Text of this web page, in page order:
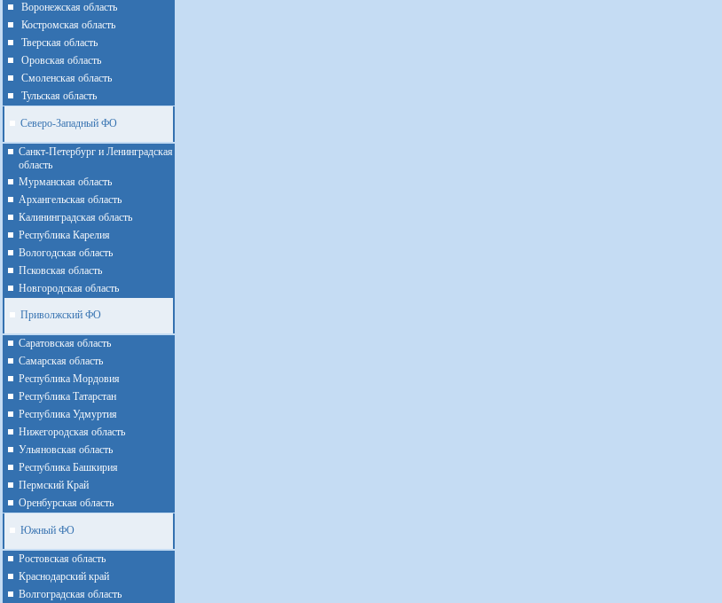
Воронежская область
Костромская область
Тверская область
Оровская область
Смоленская область
Тульская область
Северо-Западный ФО
Санкт-Петербург и Ленинградская
область
Мурманская область
Архангельская область
Калининградская область
Республика Карелия
Вологодская область
Псковская область
Новгородская область
Приволжский ФО
Cаратовская область
Cамарская область
Республика Мордовия
Республика Татарстан
Республика Удмуртия
Нижегородская область
Ульяновская область
Республика Башкирия
Пермский Край
Оренбурская область
Южный ФО
Ростовская область
Краснодарский край
Волгоградская область